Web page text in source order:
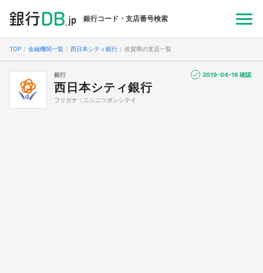
銀行コード・支店番号検索
TOP 金融機関一覧 西日本シティ銀行 佐賀県の支店一覧
銀行
西日本シティ銀行
フリガナ：ニシニツポンシテイ
2019-04-16 確認